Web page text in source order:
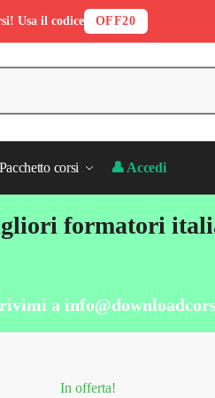
Pacchetto corsi 👤 Accedi
formatori
a
In offerta!
Usa il codice OFF20